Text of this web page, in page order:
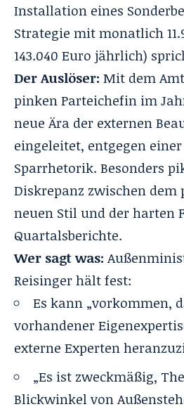
Installation eines
Strategie mit monatlich
143.040 Euro jährlich)
Der Auslöser: Mit dem
pinken Parteichefin im
neue Ära der externen
eingeleitet, entgegen einer
Sparrhetorik. Besonders
Diskrepanz zwischen
neuen Stil und der harten
Quartalsberichte.
Wer sagt was:
Reisinger hält fest:
Es kann „vorkommen,
vorhandener
externe Experten
„Es ist zweckmäßig,
Blickwinkel von